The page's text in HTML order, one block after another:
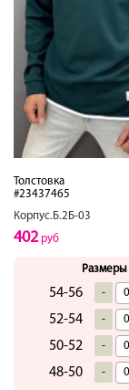
Толстовка
#23437465
Корпус.Б.2Б-03
402руб
Размеры
54-56 -
52-54 -
50-52 -
48-50 -